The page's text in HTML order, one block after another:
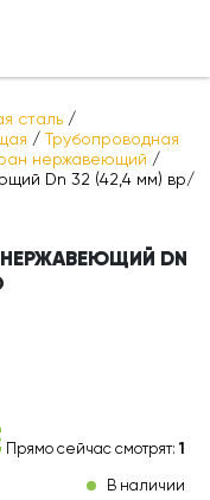
сталь /
/
Трубопроводная
нержавеющий /
Dn 32 (42,4 мм) вр/
DN
Прямо сейчас смотрят:1
В наличии